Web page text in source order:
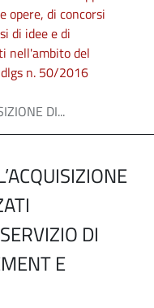
opere, di concorsi
di idee e di
nell'ambito del
n. 50/2016
DI...
DI
E